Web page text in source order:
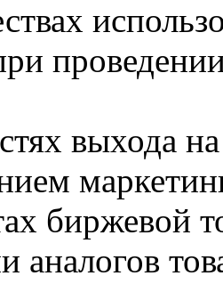
выхода
биржевой
аналогов